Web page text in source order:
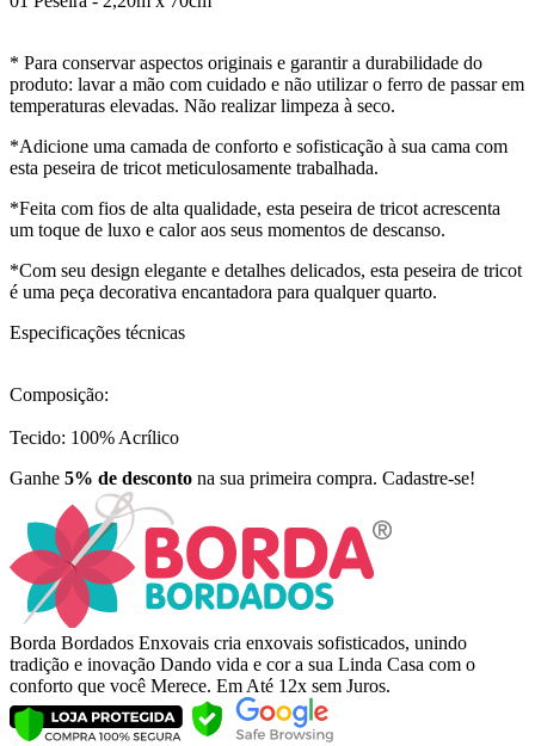
* Para conservar aspectos originais e garantir a durabilidade do
produto: lavar a mão com cuidado e não utilizar o ferro de passar em
temperaturas elevadas. Não realizar limpeza à seco.
*Adicione uma camada de conforto e sofisticação à sua cama com
esta peseira de tricot meticulosamente trabalhada.
*Feita com fios de alta qualidade, esta peseira de tricot acrescenta
um toque de luxo e calor aos seus momentos de descanso.
*Com seu design elegante e detalhes delicados, esta peseira de tricot
é uma peça decorativa encantadora para qualquer quarto.
Especificações técnicas
Composição:
Tecido: 100% Acrílico
Ganhe 5% de desconto na sua primeira compra. Cadastre-se!
Borda Bordados Enxovais cria enxovais sofisticados, unindo
tradição e inovação Dando vida e cor a sua Linda Casa com o
conforto que você Merece. Em Até 12x sem Juros.